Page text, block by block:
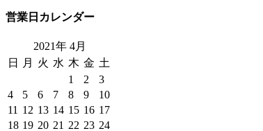
営業日カレンダー
2021年4月
日
月 火 水 木 金 土
1
2
3
4
5 6 7 8 9
10
11 12 13 14 15 16 17
18 19 20 21 22 23 24